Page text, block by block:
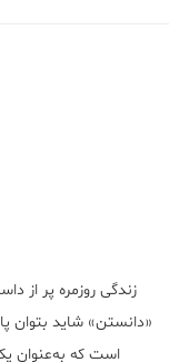
زندگی روزمره پر از
«دانستن» شاید بتوان
است که به‌عنوان